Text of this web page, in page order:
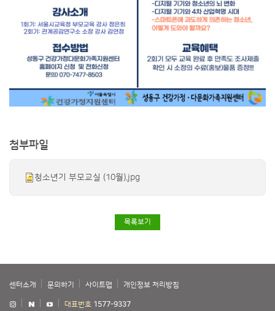
첨부파일
청소년기 부모교실 (10월).jpg
목록보기
센터소개 문의하기 사이트맵 개인정보 처리방침
대표번호 1577-9337